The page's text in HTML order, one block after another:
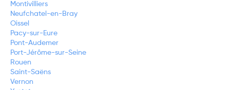
Montivilliers
Neufchatel-en-Bray
Oissel
Pacy-sur-Eure
Pont-Audemer
Port-Jérôme-sur-Seine
Rouen
Saint-Saëns
Vernon